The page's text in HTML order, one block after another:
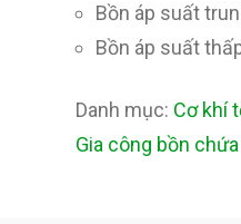
Bồn áp suất
Bồn áp suất
Danh mục: Cơ khí
Gia công bồn chứa